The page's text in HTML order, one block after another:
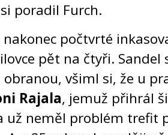
poradil Furch.
nakonec počtvrté
pět na čtyři. Sandel
obranou, všiml si, že u
Rajala, jemuž přihrál
už neměl problém trefit